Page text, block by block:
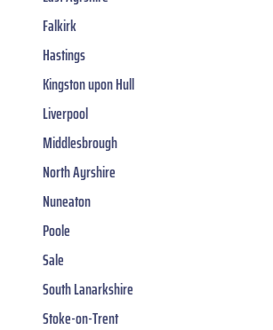
Falkirk
Hastings
Kingston upon Hull
Liverpool
Middlesbrough
North Ayrshire
Nuneaton
Poole
Sale
South Lanarkshire
Stoke-on-Trent